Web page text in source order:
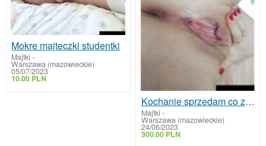
Mokre majteczki studentki
Majtki -
Warszawa (mazowieckie)
05/07/2023
10.00 PLN
Kochanie sprzedam co zechcesz
Majtki -
Warszawa (mazowieckie)
24/06/2023
300.00 PLN